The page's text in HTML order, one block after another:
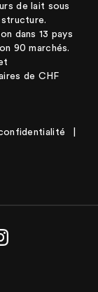
de lait sous
dans 13 pays
90 marchés.
de CHF